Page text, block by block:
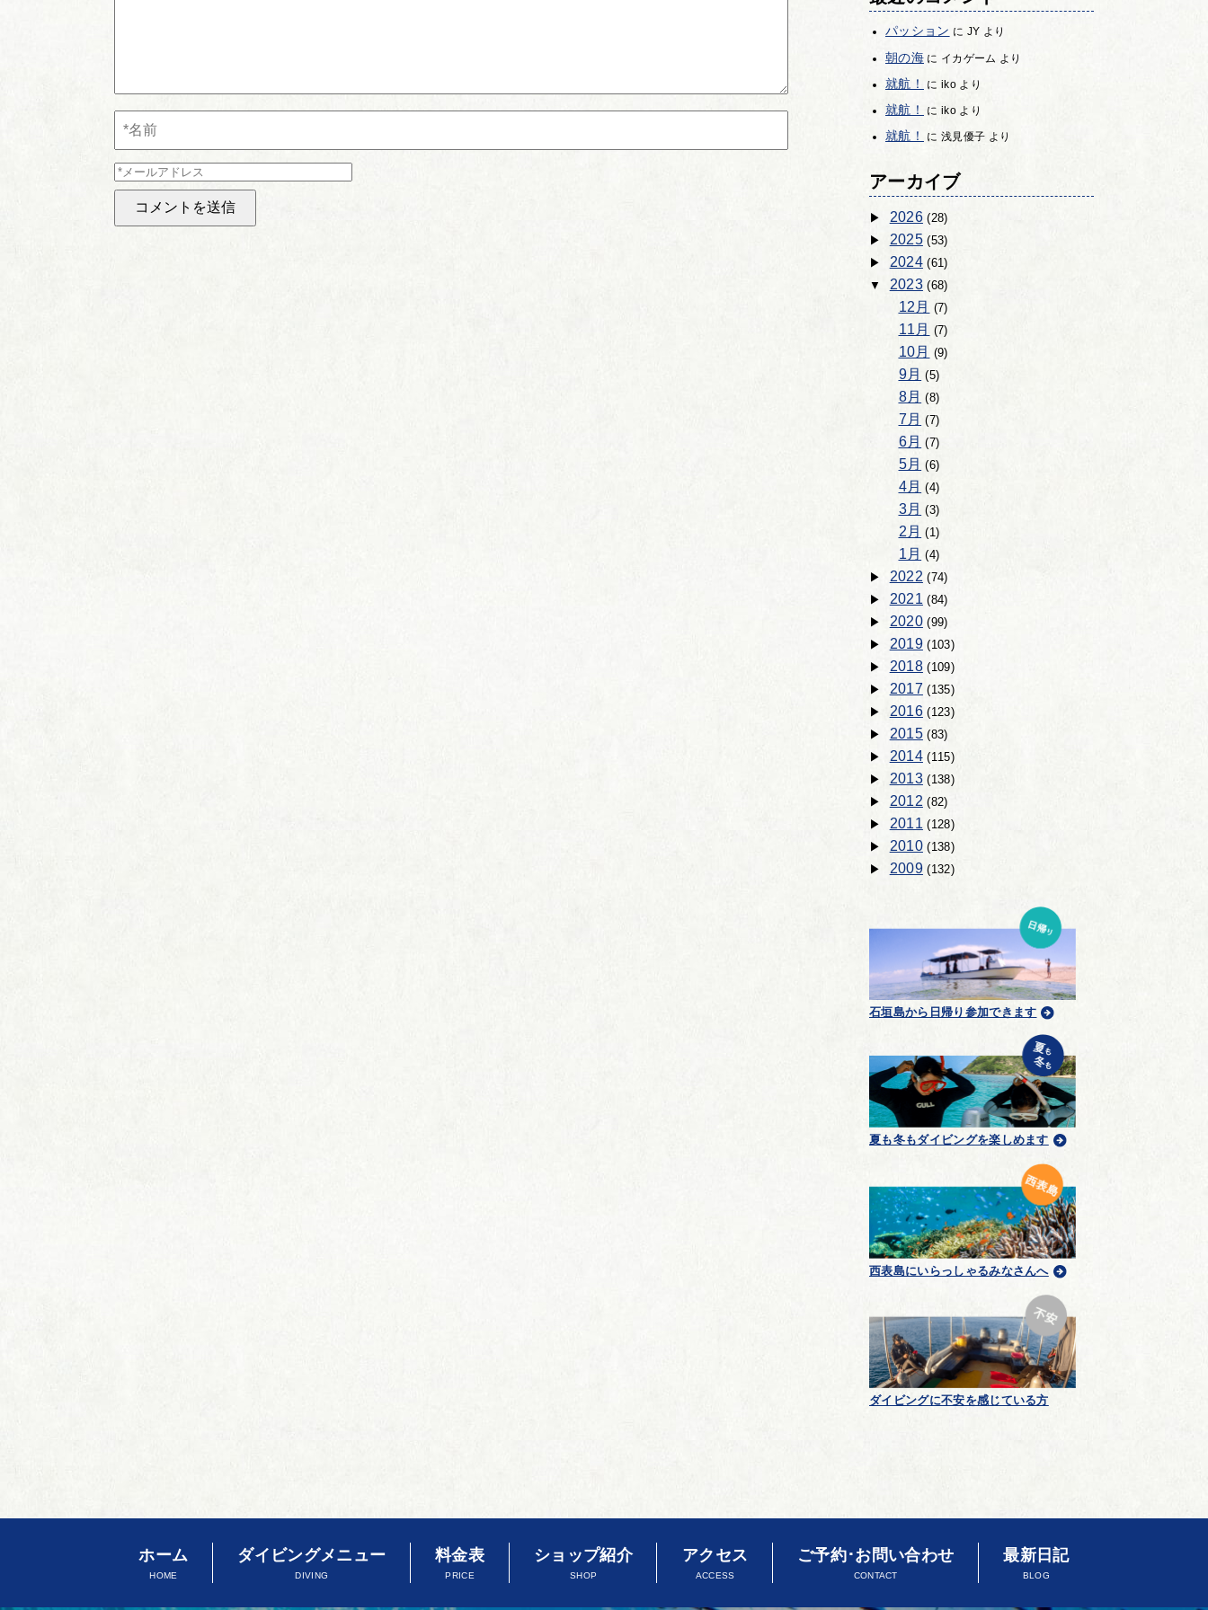
パッション に JY より
朝の海に イカゲーム より
就航！ に ikoより
就航！ に ikoより
就航！ に 浅見優子 より
アーカイブ
2026(28)
2025(53)
2024(61)
2023(68)
12月 (7)
11月 (7)
10月 (9)
9月 (5)
8月 (8)
7月 (7)
6月 (7)
5月 (6)
4月 (4)
3月 (3)
2月 (1)
1月 (4)
2022(74)
2021(84)
2020(99)
2019(103)
2018(109)
2017 (135)
2016(123)
2015(83)
2014(115)
2013(138)
2012 (82)
2011(128)
2010(138)
2009(132)
石垣島から日帰り参加できます
夏も冬もダイビングを楽しめます
西表島にいらっしゃるみなさんへ
ダイビングに不安を感じている方
ホーム
HOME
ダイビングメニュー
DIVING
料金表
PRICE
ショップ紹介
SHOP
アクセス
ACCESS
ご予約･お問い合わせ
CONTACT
最新日記
BLOG